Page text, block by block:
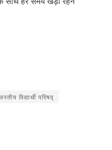
विद्यार्थी परिषद्